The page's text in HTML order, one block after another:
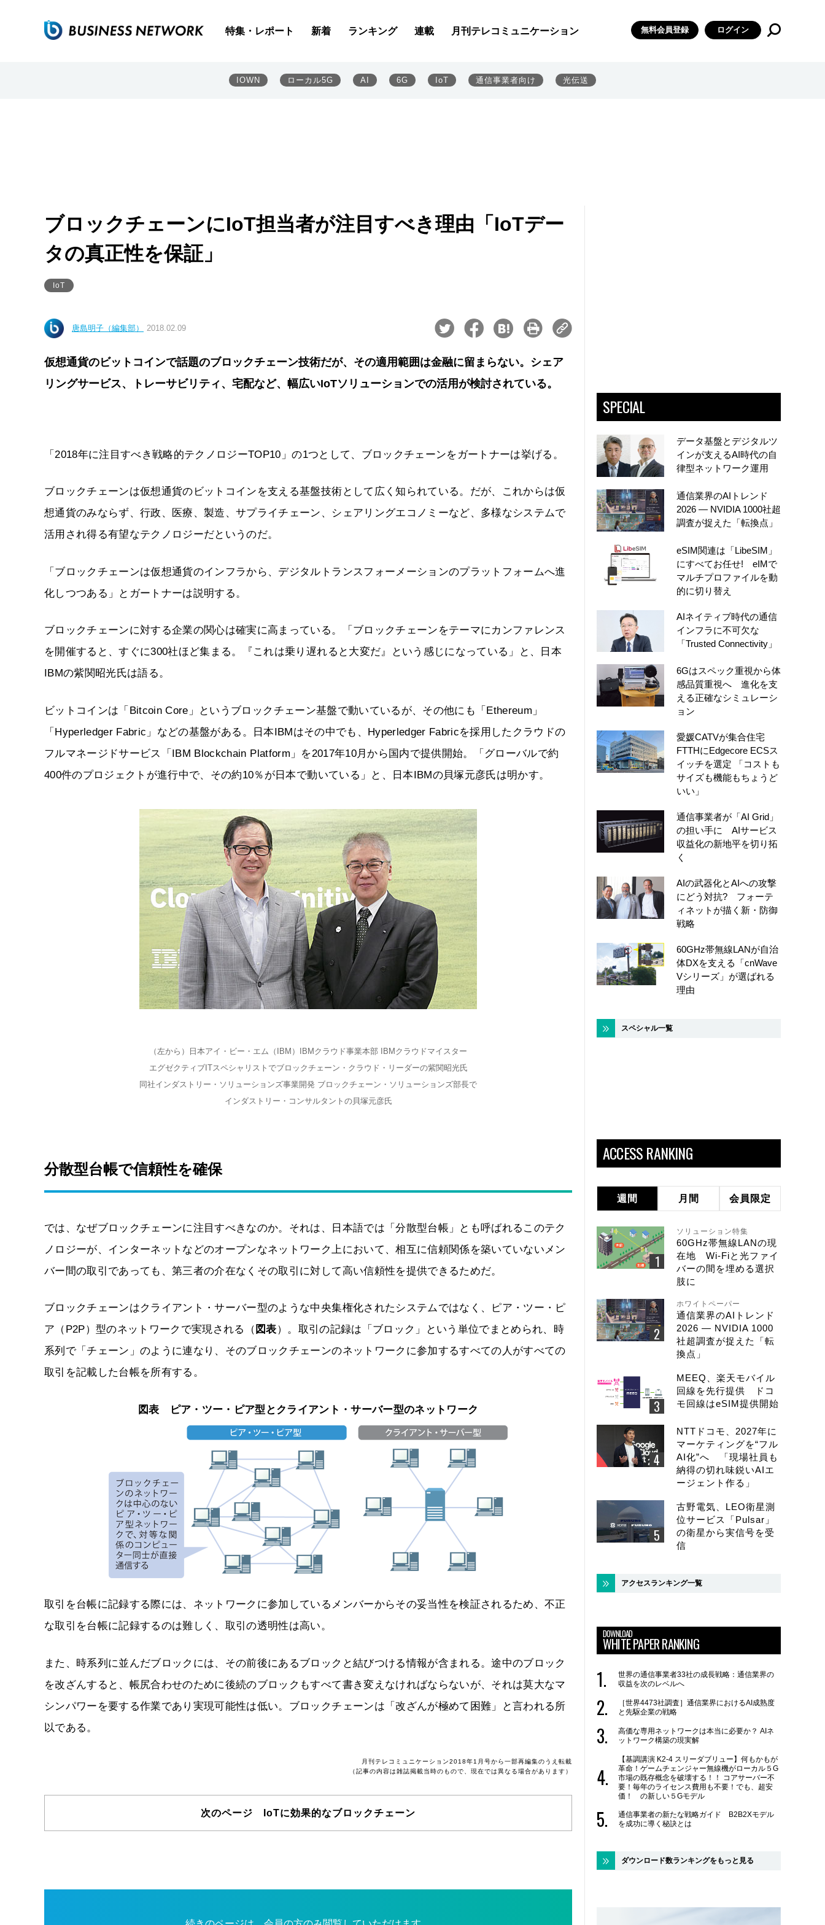
特集・レポート 新着 ランキング 連載 月刊テレコミュニケーション 無料会員登録 ログイン
IOWN ローカル5G AI 6G IoT 通信事業者向け 光伝送
ブロックチェーンにIoT担当者が注目すべき理由「IoTデー
タの真正性を保証」
IoT
唐島明子（編集部） 2018.02.09
仮想通貨のビットコインで話題のブロックチェーン技術だが、その適用範囲は金融に留まらない。シェア
リングサービス、トレーサビリティ、宅配など、幅広いIoTソリューションでの活用が検討されている。
「2018年に注目すべき戦略的テクノロジーTOP10」の1つとして、ブロックチェーンをガートナーは挙げる。
ブロックチェーンは仮想通貨のビットコインを支える基盤技術として広く知られている。だが、これからは仮
想通貨のみならず、行政、医療、製造、サプライチェーン、シェアリングエコノミーなど、多様なシステムで
活用され得る有望なテクノロジーだというのだ。
「ブロックチェーンは仮想通貨のインフラから、デジタルトランスフォーメーションのプラットフォームへ進
化しつつある」とガートナーは説明する。
ブロックチェーンに対する企業の関心は確実に高まっている。「ブロックチェーンをテーマにカンファレンス
を開催すると、すぐに300社ほど集まる。『これは乗り遅れると大変だ』という感じになっている」と、日本
IBMの紫関昭光氏は語る。
ビットコインは「Bitcoin Core」というブロックチェーン基盤で動いているが、その他にも「Ethereum」
「Hyperledger Fabric」などの基盤がある。日本IBMはその中でも、Hyperledger Fabricを採用したクラウドの
フルマネージドサービス「IBM Blockchain Platform」を2017年10月から国内で提供開始。「グローバルで約
400件のプロジェクトが進行中で、その約10％が日本で動いている」と、日本IBMの貝塚元彦氏は明かす。
（左から）日本アイ・ビー・エム（IBM）IBMクラウド事業本部 IBMクラウドマイスター
エグゼクティブITスペシャリストでブロックチェーン・クラウド・リーダーの紫関昭光氏
同社インダストリー・ソリューションズ事業開発 ブロックチェーン・ソリューションズ部長で
インダストリー・コンサルタントの貝塚元彦氏
分散型台帳で信頼性を確保
では、なぜブロックチェーンに注目すべきなのか。それは、日本語では「分散型台帳」とも呼ばれるこのテク
ノロジーが、インターネットなどのオープンなネットワーク上において、相互に信頼関係を築いていないメン
バー間の取引であっても、第三者の介在なくその取引に対して高い信頼性を提供できるためだ。
ブロックチェーンはクライアント・サーバー型のような中央集権化されたシステムではなく、ピア・ツー・ピ
ア（P2P）型のネットワークで実現される（ 図表）。取引の記録は「ブロック」という単位でまとめられ、時
系列で「チェーン」のように連なり、そのブロックチェーンのネットワークに参加するすべての人がすべての
取引を記載した台帳を所有する。
図表 ピア・ツー・ピア型とクライアント・サーバー型のネットワーク
取引を台帳に記録する際には、ネットワークに参加しているメンバーからその妥当性を検証されるため、不正
な取引を台帳に記録するのは難しく、取引の透明性は高い。
また、時系列に並んだブロックには、その前後にあるブロックと結びつける情報が含まれる。途中のブロック
を改ざんすると、帳尻合わせのために後続のブロックもすべて書き変えなければならないが、それは莫大なマ
シンパワーを要する作業であり実現可能性は低い。ブロックチェーンは「改ざんが極めて困難」と言われる所
以である。
月刊テレコミュニケーション2018年1月号から一部再編集のうえ転載
（記事の内容は雑誌掲載当時のもので、現在では異なる場合があります）
次のページ IoTに効果的なブロックチェーン
SPECIAL
データ基盤とデジタルツ
インが支えるAI時代の自
律型ネットワーク運用
通信業界のAIトレンド
2026 ― NVIDIA 1000社超
調査が捉えた「転換点」
eSIM関連は「LibeSIM」
にすべてお任せ! eIMで
マルチプロファイルを動
的に切り替え
AIネイティブ時代の通信
インフラに不可欠な
「Trusted Connectivity」
6Gはスペック重視から体
感品質重視へ 進化を支
える正確なシミュレーシ
ョン
愛媛CATVが集合住宅
FTTHにEdgecore ECSス
イッチを選定 「コストも
サイズも機能もちょうど
いい」
通信事業者が「AI Grid」
の担い手に AIサービス
収益化の新地平を切り拓
く
AIの武器化とAIへの攻撃
にどう対抗? フォーテ
ィネットが描く新・防御
戦略
60GHz帯無線LANが自治
体DXを支える「cnWave
Vシリーズ」が選ばれる
理由
スペシャル一覧
ACCESS RANKING
週間 月間 会員限定
ソリューション特集
60GHz帯無線LANの現
在地 Wi-Fiと光ファイ
バーの間を埋める選択
肢に
ホワイトペーパー
通信業界のAIトレンド
2026 ― NVIDIA 1000
社超調査が捉えた「転
換点」
MEEQ、楽天モバイル
回線を先行提供 ドコ
モ回線はeSIM提供開始
NTTドコモ、2027年に
マーケティングを“フル
AI化”へ 「現場社員も
納得の切れ味鋭いAIエ
ージェント作る」
古野電気、LEO衛星測
位サービス「Pulsar」
の衛星から実信号を受
信
アクセスランキング一覧
DOWNLOAD
WHITE PAPER RANKING
世界の通信事業者33社の成長戦略：通信業界の
収益を次のレベルへ
［世界4473社調査］通信業界におけるAI成熟度
と先駆企業の戦略
高価な専用ネットワークは本当に必要か？ AIネ
ットワーク構築の現実解
【基調講演 K2-4 スリーダブリュー】何もかもが
革命！ゲームチェンジャー無線機がローカル５G
市場の既存概念を破壊する！！ コアサーバー不
要！毎年のライセンス費用も不要！でも、超安
価！ の新しい５Gモデル
通信事業者の新たな戦略ガイド B2B2Xモデル
を成功に導く秘訣とは
ダウンロード数ランキングをもっと見る